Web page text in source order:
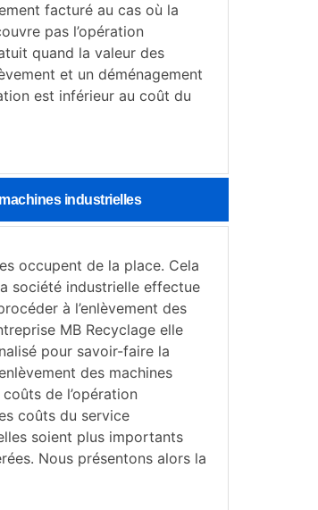
facturé au cas où la
pas l’opération
quand la valeur des
et un déménagement
est inférieur au coût du
industrielles
occupent de la place. Cela
société industrielle effectue
à l’enlèvement des
MB Recyclage elle
pour savoir-faire la
des machines
de l’opération
coûts du service
soient plus importants
Nous présentons alors la